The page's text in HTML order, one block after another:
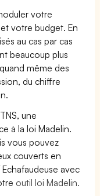
votre
votre budget. En
au cas par cas
beaucoup plus
même des
du chiffre
une
à la loi Madelin.
vous pouvez
couverts en
avec
outil loi Madelin.